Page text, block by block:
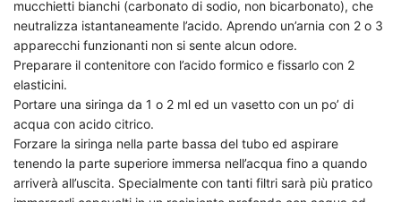
mucchietti bianchi (carbonato di sodio, non bicarbonato), che
neutralizza istantaneamente l’acido. Aprendo un’arnia con 2 o 3
apparecchi funzionanti non si sente alcun odore.
Preparare il contenitore con l’acido formico e fissarlo con 2
elasticini.
Portare una siringa da 1 o 2 ml ed un vasetto con un po’ di
acqua con acido citrico.
Forzare la siringa nella parte bassa del tubo ed aspirare
tenendo la parte superiore immersa nell’acqua fino a quando
arriverà all’uscita. Specialmente con tanti filtri sarà più pratico